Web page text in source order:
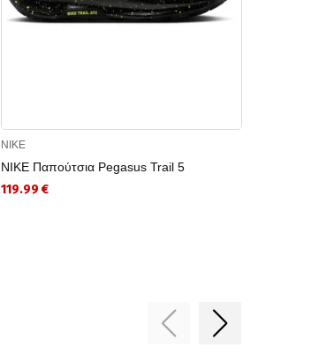
NIKE
NIKE Παπούτσια Pegasus Trail 5
119.99 €